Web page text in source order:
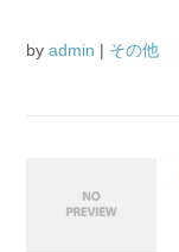
by admin | その他